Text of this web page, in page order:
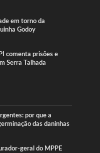
em torno da
Godoy
comenta prisões e
Serra Talhada
por que a
das daninhas
geral do MPPE